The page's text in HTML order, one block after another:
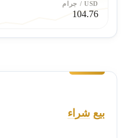
USD/ جرام
104.76
بيع شراء